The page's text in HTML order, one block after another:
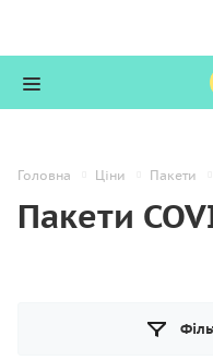
Головна Ціни Пакети
Пакети